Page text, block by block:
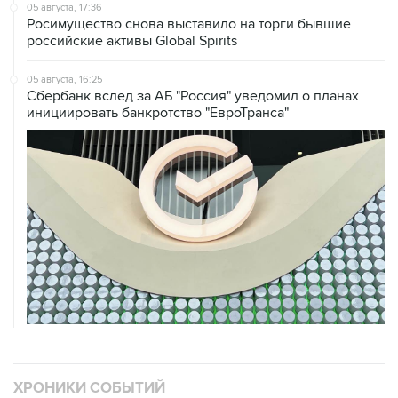
05 августа, 17:36
Росимущество снова выставило на торги бывшие
российские активы Global Spirits
05 августа, 16:25
Сбербанк вслед за АБ "Россия" уведомил о планах
инициировать банкротство "ЕвроТранса"
ХРОНИКИ СОБЫТИЙ